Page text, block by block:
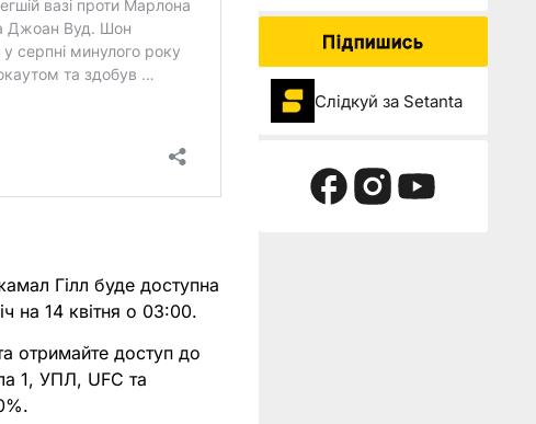
Гілл буде доступна
на 14 квітня о 03:00.
отримайте доступ до
1, УПЛ, UFC та
Підпишись
Слідкуй за Setanta